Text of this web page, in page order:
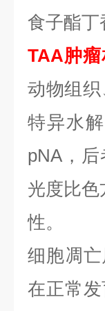
食子酯丁
TAA肿
动物组
特异水
pNA，
光度比
性。
细胞凋
在正常